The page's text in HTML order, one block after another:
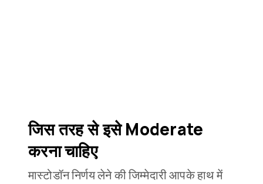
जिस तरह से इसे Moderate
करना चाहिए
मास्टोडॉन निर्णय लेने की जिम्मेदारी आपके हाथ में